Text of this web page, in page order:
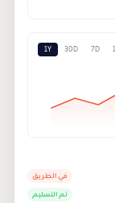
7D
30D
1Y
في الطريق
تم التسليم